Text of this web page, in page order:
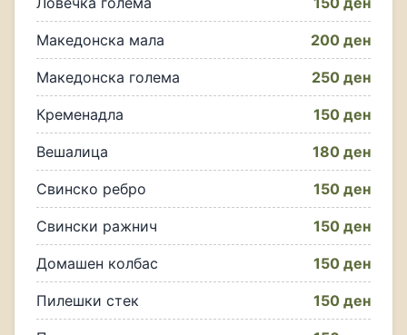
Македонска мала 200 ден
Македонска голема 250 ден
Кременадла 150 ден
Вешалица 180 ден
Свинско ребро 150 ден
Свински ражнич 150 ден
Домашен колбас 150 ден
Пилешки стек 150 ден